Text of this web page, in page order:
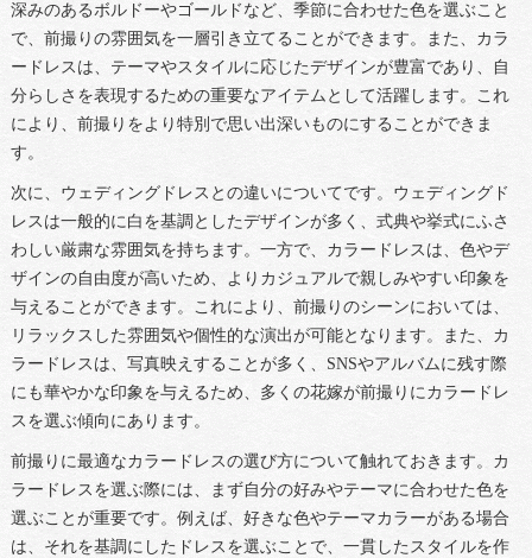
深みのあるボルドーやゴールドなど、季節に合わせた色を選ぶこと
で、前撮りの雰囲気を一層引き立てることができます。また、カラ
ードレスは、テーマやスタイルに応じたデザインが豊富であり、自
分らしさを表現するための重要なアイテムとして活躍します。これ
により、前撮りをより特別で思い出深いものにすることができま
す。
次に、ウェディングドレスとの違いについてです。ウェディングド
レスは一般的に白を基調としたデザインが多く、式典や挙式にふさ
わしい厳粛な雰囲気を持ちます。一方で、カラードレスは、色やデ
ザインの自由度が高いため、よりカジュアルで親しみやすい印象を
与えることができます。これにより、前撮りのシーンにおいては、
リラックスした雰囲気や個性的な演出が可能となります。また、カ
ラードレスは、写真映えすることが多く、SNSやアルバムに残す際
にも華やかな印象を与えるため、多くの花嫁が前撮りにカラードレ
スを選ぶ傾向にあります。
前撮りに最適なカラードレスの選び方について触れておきます。カ
ラードレスを選ぶ際には、まず自分の好みやテーマに合わせた色を
選ぶことが重要です。例えば、好きな色やテーマカラーがある場合
は、それを基調にしたドレスを選ぶことで、一貫したスタイルを作